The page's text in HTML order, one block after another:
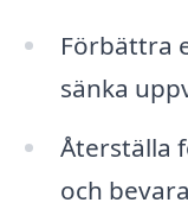
Förbättra
sänka
Återställa
och